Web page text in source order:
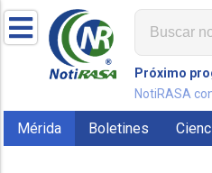
Próximo
NotiRASA
Mérida Boletines